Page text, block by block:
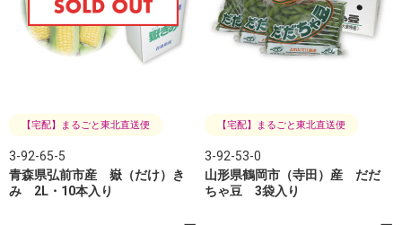
【宅配】まるごと東北直送便
3-92-65-5
青森県弘前市産 嶽（だけ）き
み 2L・10本入り
【宅配】まるごと東北直送便
3-92-53-0
山形県鶴岡市（寺田）産 だだ
ちゃ豆 3袋入り